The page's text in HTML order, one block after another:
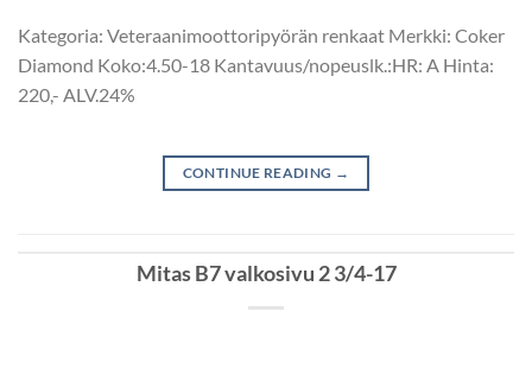
Kategoria: Veteraanimoottoripyörän renkaat Merkki: Coker
Diamond Koko:4.50-18 Kantavuus/nopeuslk.:HR: A Hinta:
220,- ALV.24%
CONTINUE READING →
Mitas B7 valkosivu 2 3/4-17